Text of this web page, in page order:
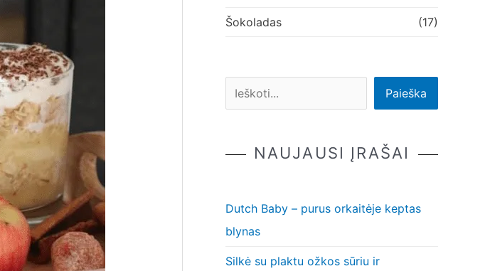
Šokoladas (17)
Paieška
NAUJAUSI ĮRAŠAI
Dutch Baby – purus orkaitėje keptas
blynas
Silkė su plaktu ožkos sūriu ir